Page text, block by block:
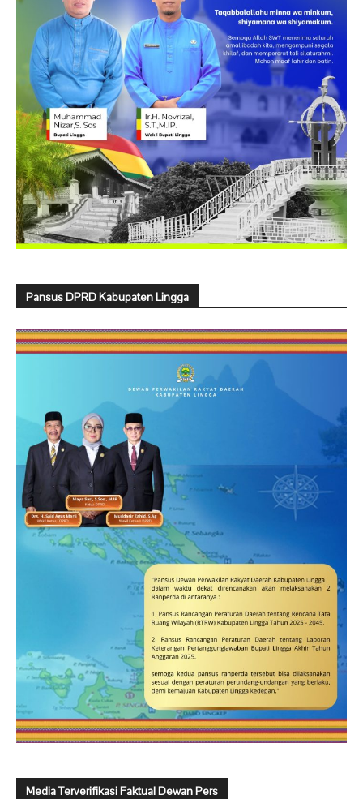
Pansus DPRD Kabupaten Lingga
Media Terverifikasi Faktual Dewan Pers